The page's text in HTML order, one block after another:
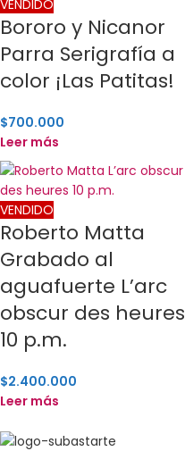
VENDIDO
Bororo y Nicanor
Parra Serigrafía a
color ¡Las Patitas!
$700.000
Leer más
VENDIDO
Roberto Matta
Grabado al
aguafuerte L’arc
obscur des heures
10 p.m.
$2.400.000
Leer más